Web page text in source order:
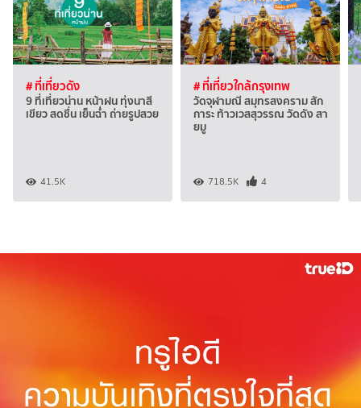
# ที่เที่ยวดัง
9 ที่เที่ยวน่าน หน้าฝน ทุ่งนาสี
เขียว สดชื่น เย็นฉ่ำ ถ่ายรูปสวย
41.5K
# ที่เที่ยวใกล้กรุงเทพ
วัดจุฬามณี สมุทรสงคราม สัก
การะ ท้าวเวสสุวรรณ วัดดัง สา
ยมู
718.5K 4